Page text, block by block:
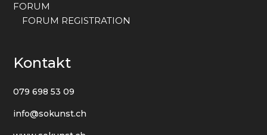
FORUM
FORUM REGISTRATION
Kontakt
079 698 53 09
info@sokunst.ch